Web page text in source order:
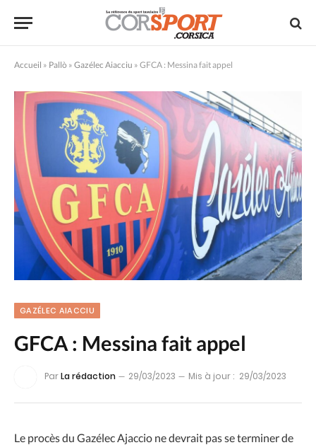
Accueil » Pallò » Gazélec Aiacciu » GFCA : Messina fait appel
GAZÉLEC AIACCIU
GFCA : Messina fait appel
ParLa rédaction 29/03/2023 Mis à jour : 29/03/2023
Le procès du Gazélec Ajaccio ne devrait pas se terminer de